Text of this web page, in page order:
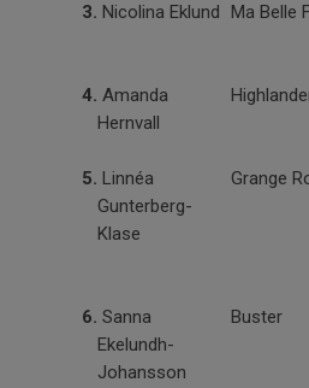
3. Nicolina Eklund Ma Belle
4. Amanda
Hernvall
5. Linnéa
Gunterberg-
Klase
Grange
6. Sanna
Ekelundh-
Johansson
Buster